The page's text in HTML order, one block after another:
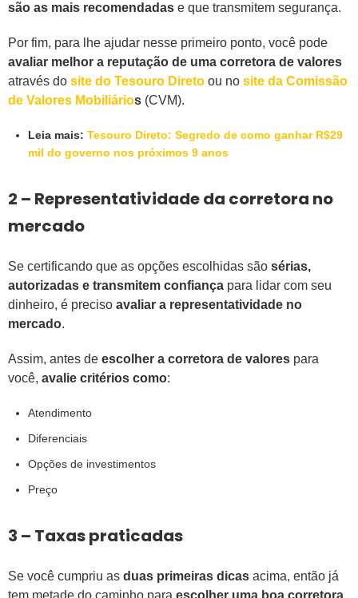
são as mais recomendadas e que transmitem segurança.
Por fim, para lhe ajudar nesse primeiro ponto, você pode
avaliar melhor a reputação de uma corretora de valores
através do site do Tesouro Direto ou no site da Comissão
de Valores Mobiliários (CVM).
Leia mais: Tesouro Direto: Segredo de como ganhar R$29
mil do governo nos próximos 9 anos
2 – Representatividade da corretora no
mercado
Se certificando que as opções escolhidas são sérias,
autorizadas e transmitem confiança para lidar com seu
dinheiro, é preciso avaliar a representatividade no
mercado.
Assim, antes de escolher a corretora de valores para
você, avalie critérios como:
Atendimento
Diferenciais
Opções de investimentos
Preço
3 – Taxas praticadas
Se você cumpriu as duas primeiras dicas acima, então já
tem metade do caminho para escolher uma boa corretora